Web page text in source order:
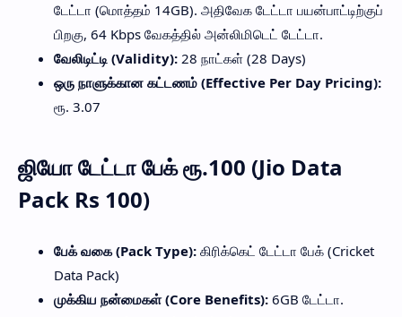
டேட்டா (மொத்தம் 14GB). அதிவேக டேட்டா பயன்பாட்டிற்குப்
பிறகு, 64 Kbps வேகத்தில் அன்லிமிடெட் டேட்டா.
வேலிடிட்டி (Validity): 28 நாட்கள் (28 Days)
ஒரு நாளுக்கான கட்டணம் (Effective Per Day Pricing):
ரூ. 3.07
ஜியோ டேட்டா பேக் ரூ.100 (Jio Data
Pack Rs 100)
பேக் வகை (Pack Type): கிரிக்கெட் டேட்டா பேக் (Cricket
Data Pack)
முக்கிய நன்மைகள் (Core Benefits): 6GB டேட்டா.